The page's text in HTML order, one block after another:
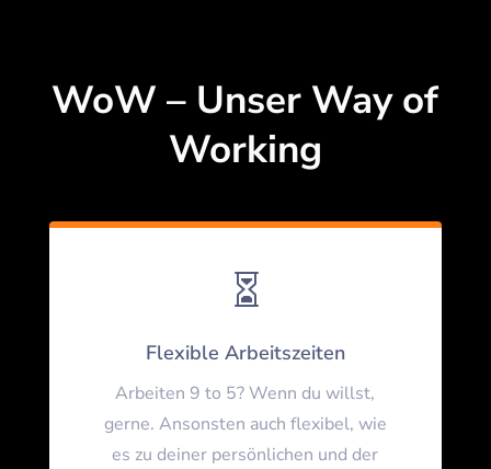
WoW – Unser Way of
Working

Flexible Arbeitszeiten
Arbeiten 9 to 5? Wenn du willst,
gerne. Ansonsten auch flexibel, wie
es zu deiner persönlichen und der